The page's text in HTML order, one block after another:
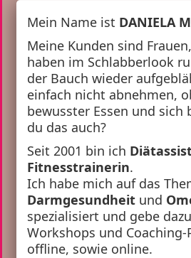
Mein Name ist DANIELA
Meine Kunden sind
haben im Schlabberlook
der Bauch wieder
einfach nicht abnehmen,
bewusster Essen und sich
du das auch?
Seit 2001 bin ich
Fitnesstrainerin.
Ich habe mich auf das
Darmgesundheit und
spezialisiert und gebe
Workshops und
offline, sowie online.